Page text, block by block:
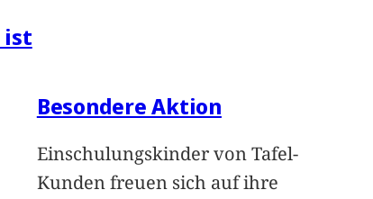
ist
Besondere Aktion
Einschulungskinder von Tafel-
Kunden freuen sich auf ihre